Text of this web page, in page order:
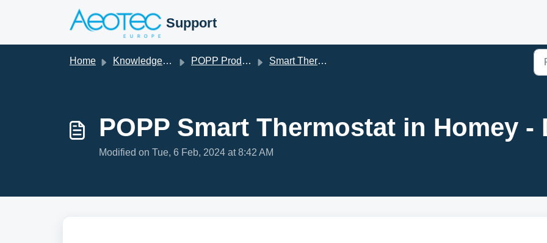
Support
Home Knowledge base POPP Products Smart Thermostat
POPP Smart Thermostat in Homey -
Modified on Tue, 6 Feb, 2024 at 8:42 AM